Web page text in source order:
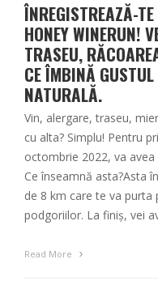
ÎNREGISTREAZĂ-
HONEY WINERUN!
TRASEU,
CE ÎMBINĂ
NATURALĂ.
Vin, alergare, traseu,
cu alta? Simplu! Pentru
octombrie 2022, va
Ce înseamnă asta?Asta
de 8 km care te va purta
podgoriilor. La finiș, vei
Read More